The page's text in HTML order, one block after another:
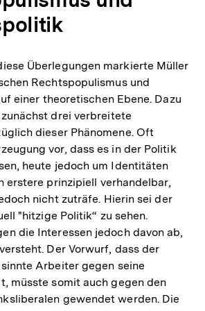
Überlegungen markierte Müller
Rechtspopulismus und
einer theoretischen Ebene. Dazu
drei verbreitete
dieser Phänomene. Oft
vor, dass es in der Politik
heute jedoch um Identitäten
erstere prinzipiell verhandelbar,
nicht zuträfe. Hierin sei der
"hitzige Politik“ zu sehen.
die Interessen jedoch davon ab,
Der Vorwurf, dass der
Arbeiter gegen seine
müsste somit auch gegen den
gewendet werden. Die